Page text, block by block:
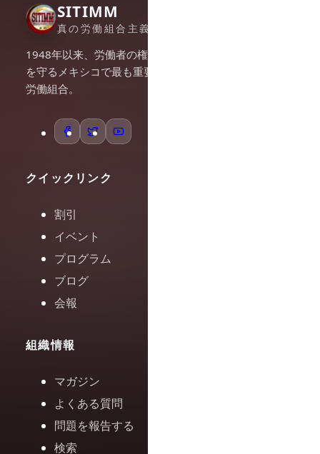
SITIMM
真の労働組合主義
1948年以来、労働者の権利
を守るメキシコで最も重要な
労働組合。
クイックリンク
割引
イベント
プログラム
ブログ
会報
組織情報
マガジン
よくある質問
問題を報告する
検索